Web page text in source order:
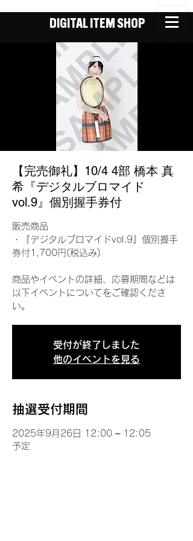
DIGITAL ITEM SHOP
【完売御礼】10/4 4部 橋本 真
希『デジタルブロマイド
vol.9』個別握手券付
販売商品
・『デジタルブロマイドvol.9』個別握手
券付1,700円(税込み)
商品やイベントの詳細、応募期間などは
以下イベントについてをご確認くださ
い。
受付が終了しました
他のイベントを見る
抽選受付期間
2025年9月26日 12:00 – 12:05
予定